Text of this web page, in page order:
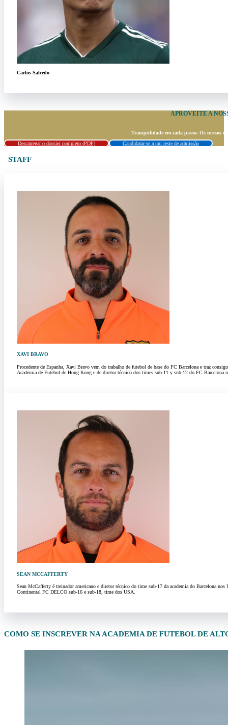
Carlos Salcedo
APROVEITE A
Tranquilidade em cada passo. Os nossos
Descarregar o dossier completo (PDF)
Candidatar-se a um teste de admissão
STAFF
XAVI BRAVO
Procedente de Espanha, Xavi Bravo vem do trabalho de futebol de base do FC Barcelona e traz
Academia de Futebol de Hong Kong e de diretor técnico dos times sub-11 y sub-12 do FC Barcelona
SEAN MCCAFFERTY
Sean McCafferty é treinador americano e diretor técnico do time sub-17 da academia do Barcelona
Continental FC DELCO sub-16 e sub-18, time dos USA.
COMO SE INSCREVER NA ACADEMIA DE FUTEBOL DE